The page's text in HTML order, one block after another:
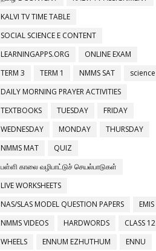
KALVI TV TIME TABLE
SOCIAL SCIENCE E CONTENT
LEARNINGAPPS.ORG
ONLINE EXAM
TERM 3
TERM 1 NMMS SAT
science
DAILY MORNING PRAYER ACTIVITIES
TEXTBOOKS
TUESDAY
FRIDAY
WEDNESDAY
MONDAY
THURSDAY
NMMS MAT
QUIZ
பள்ளி காலை வழிபாட்டுச் செயல்பாடுகள்
LIVE WORKSHEETS
NAS/SLAS MODEL QUESTION PAPERS
EMIS
NMMS VIDEOS
HARDWORDS
CLASS 12
WHEELS
ENNUM EZHUTHUM
ENNU